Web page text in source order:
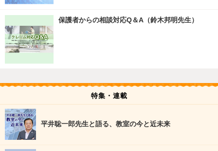
保護者からの相談対応Q＆A（鈴木邦明先生）
特集・連載
平井聡一郎先生と語る、教室の今と近未来